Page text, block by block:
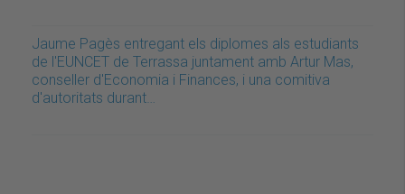
Jaume Pagès entregant els diplomes als estudiants
de l'EUNCET de Terrassa juntament amb Artur Mas,
conseller d'Economia i Finances, i una comitiva
d'autoritats durant…